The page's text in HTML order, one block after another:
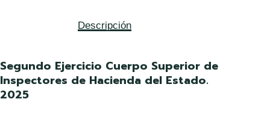
Descripción
Segundo Ejercicio Cuerpo Superior de
Inspectores de Hacienda del Estado.
2025